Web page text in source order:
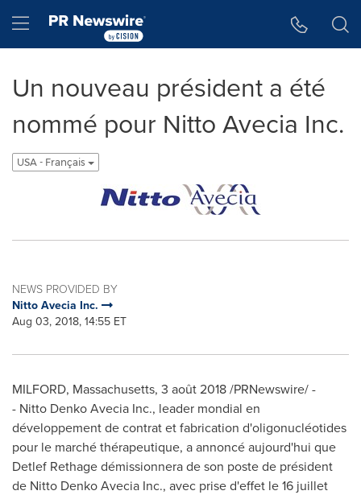
Hamburger menu
Un nouveau président a été
nommé pour Nitto Avecia Inc.
USA - Français
NEWS PROVIDED BY
Nitto Avecia Inc.
Aug 03, 2018, 14:55 ET
MILFORD, Massachusetts, 3 août 2018 /PRNewswire/ -
- Nitto Denko Avecia Inc., leader mondial en
développement de contrat et fabrication d'oligonucléotides
pour le marché thérapeutique, a annoncé aujourd'hui que
Detlef Rethagedémissionnera de son poste de président
de Nitto Denko Avecia Inc., avec prise d'effet le 16 juillet